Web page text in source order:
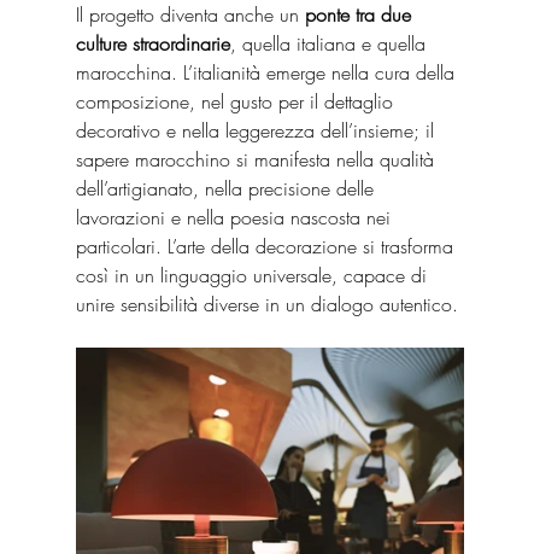
Il progetto diventa anche un ponte tra due
culture straordinarie, quella italiana e quella
marocchina. L’italianità emerge nella cura della
composizione, nel gusto per il dettaglio
decorativo e nella leggerezza dell’insieme; il
sapere marocchino si manifesta nella qualità
dell’artigianato, nella precisione delle
lavorazioni e nella poesia nascosta nei
particolari. L’arte della decorazione si trasforma
così in un linguaggio universale, capace di
unire sensibilità diverse in un dialogo autentico.